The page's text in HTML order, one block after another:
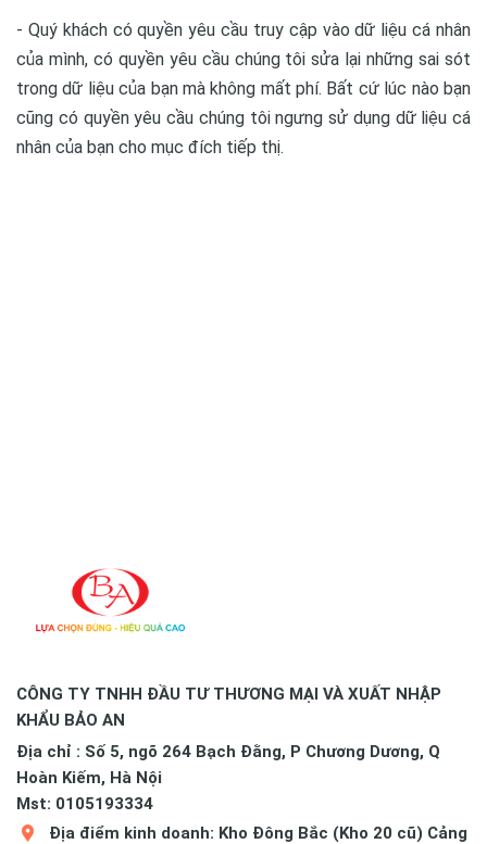
- Quý khách có quyền yêu cầu truy cập vào dữ liệu cá nhân
của mình, có quyền yêu cầu chúng tôi sửa lại những sai sót
trong dữ liệu của bạn mà không mất phí. Bất cứ lúc nào bạn
cũng có quyền yêu cầu chúng tôi ngưng sử dụng dữ liệu cá
nhân của bạn cho mục đích tiếp thị.
CÔNG TY TNHH ĐẦU TƯ THƯƠNG MẠI VÀ XUẤT NHẬP
KHẨU BẢO AN
Địa chỉ : Số 5, ngõ 264 Bạch Đằng, P Chương Dương, Q
Hoàn Kiếm, Hà Nội
Mst: 0105193334
Địa điểm kinh doanh: Kho Đông Bắc (Kho 20 cũ) Cảng